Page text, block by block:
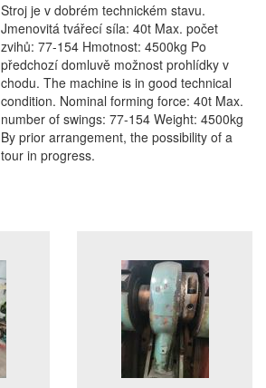
Stroj je v dobrém technickém stavu.
Jmenovitá tvářecí síla: 40t Max. počet
zvihů: 77-154 Hmotnost: 4500kg Po
předchozí domluvě možnost prohlídky v
chodu. The machine is in good technical
condition. Nominal forming force: 40t Max.
number of swings: 77-154 Weight: 4500kg
By prior arrangement, the possibility of a
tour in progress.